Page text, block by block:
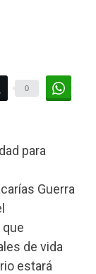
0
para
Guerra
que
de vida
estará